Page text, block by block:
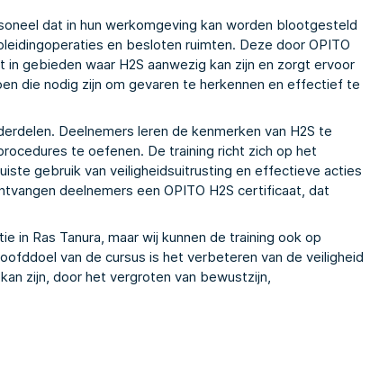
dat in hun werkomgeving kan worden blootgesteld
en besloten ruimten. Deze door OPITO
gebieden waar H2S aanwezig kan zijn en zorgt ervoor
die nodig zijn om gevaren te herkennen en effectief te
Deelnemers leren de kenmerken van H2S te
te oefenen. De training richt zich op het
gebruik van veiligheidsuitrusting en effectieve acties
deelnemers een OPITO H2S certificaat, dat
in Ras Tanura, maar wij kunnen de training ook op
van de cursus is het verbeteren van de veiligheid
zijn, door het vergroten van bewustzijn,